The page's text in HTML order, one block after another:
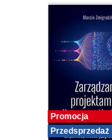
Promocja
Przedsprzedaż